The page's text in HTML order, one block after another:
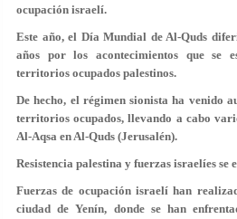
ocupación israelí.
Este año, el Día Mundial de Al-Quds
años por los acontecimientos que se
territorios ocupados palestinos.
De hecho, el régimen sionista ha venido
territorios ocupados, llevando a cabo
Al-Aqsa en Al-Quds (Jerusalén).
Resistencia palestina y fuerzas israelíes se
Fuerzas de ocupación israelí han
ciudad de Yenín, donde se han